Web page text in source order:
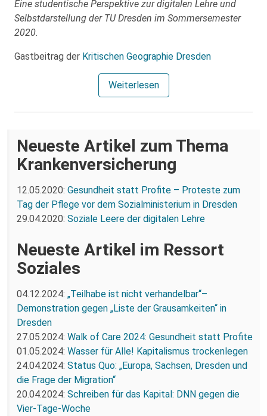
Eine studentische Perspektive zur digitalen Lehre und
Selbstdarstellung der TU Dresden im Sommersemester
2020.
Gastbeitrag der Kritischen Geographie Dresden
Weiterlesen
Neueste Artikel zum Thema
Krankenversicherung
12.05.2020: Gesundheit statt Profite – Proteste zum
Tag der Pflege vor dem Sozialministerium in Dresden
29.04.2020: Soziale Leere der digitalen Lehre
Neueste Artikel im Ressort
Soziales
04.12.2024: „Teilhabe ist nicht verhandelbar“–
Demonstration gegen „Liste der Grausamkeiten“ in
Dresden
27.05.2024: Walk of Care 2024: Gesundheit statt Profite
01.05.2024: Wasser für Alle! Kapitalismus trockenlegen
24.04.2024: Status Quo: „Europa, Sachsen, Dresden und
die Frage der Migration“
20.04.2024: Schreiben für das Kapital: DNN gegen die
Vier-Tage-Woche